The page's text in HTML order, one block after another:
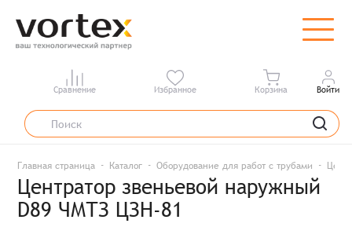
Сравнение Избранное Корзина Войти
Главная страница Каталог Оборудование для работ с трубами
Центратор звеньевой наружный
D89 ЧМТЗ ЦЗН-81